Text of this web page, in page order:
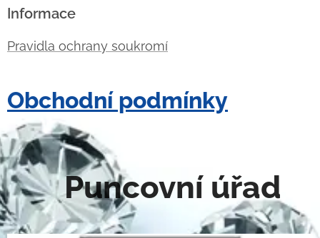
Informace
Pravidla ochrany soukromí
Obchodní podmínky
Puncovní úřad